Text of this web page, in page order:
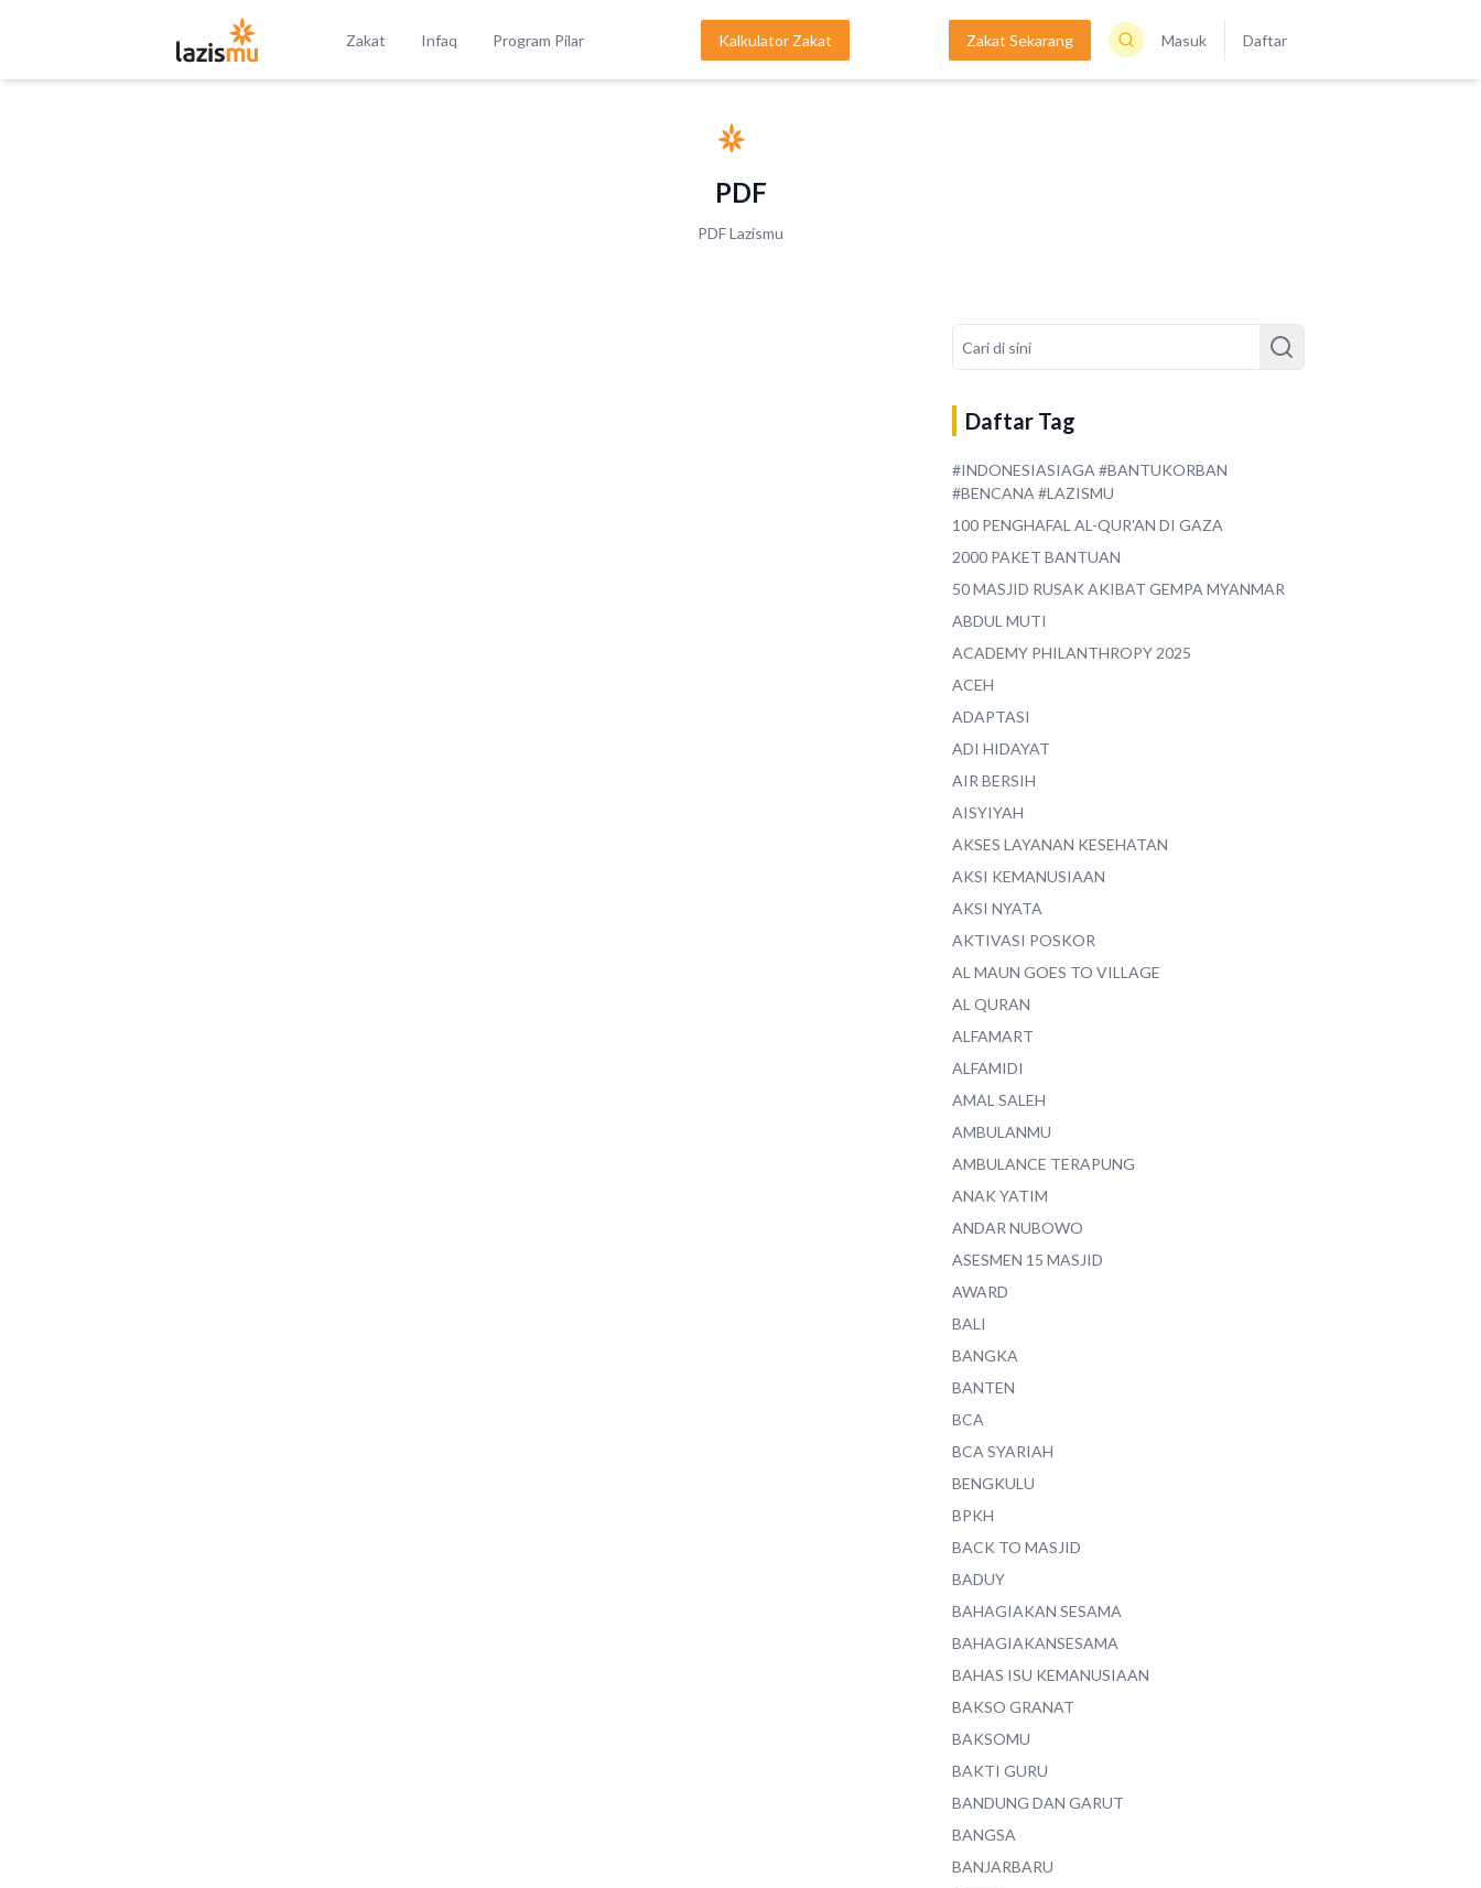
Zakat Infaq Program Pilar Kalkulator Zakat Zakat Sekarang Masuk Daftar
PDF
PDF Lazismu
Daftar Tag
#INDONESIASIAGA #BANTUKORBAN
#BENCANA #LAZISMU
100 PENGHAFAL AL-QUR'AN DI GAZA
2000 PAKET BANTUAN
50 MASJID RUSAK AKIBAT GEMPA MYANMAR
ABDUL MUTI
ACADEMY PHILANTHROPY 2025
ACEH
ADAPTASI
ADI HIDAYAT
AIR BERSIH
AISYIYAH
AKSES LAYANAN KESEHATAN
AKSI KEMANUSIAAN
AKSI NYATA
AKTIVASI POSKOR
AL MAUN GOES TO VILLAGE
AL QURAN
ALFAMART
ALFAMIDI
AMAL SALEH
AMBULANMU
AMBULANCE TERAPUNG
ANAK YATIM
ANDAR NUBOWO
ASESMEN 15 MASJID
AWARD
BALI
BANGKA
BANTEN
BCA
BCA SYARIAH
BENGKULU
BPKH
BACK TO MASJID
BADUY
BAHAGIAKAN SESAMA
BAHAGIAKANSESAMA
BAHAS ISU KEMANUSIAAN
BAKSO GRANAT
BAKSOMU
BAKTI GURU
BANDUNG DAN GARUT
BANGSA
BANJARBARU